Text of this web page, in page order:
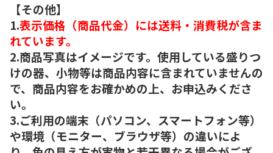
【その他】
1.表示価格（商品代金）には送料・消費税が含ま
れています。
2.商品写真はイメージです。使用している盛りつ
けの器、小物等は商品内容に含まれていませんの
で、商品内容をお確かめの上、お申込みくださ
い。
3.ご利用の端末（パソコン、スマートフォン等）
や環境（モニター、ブラウザ等）の違いによ